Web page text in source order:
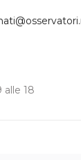
alle 18